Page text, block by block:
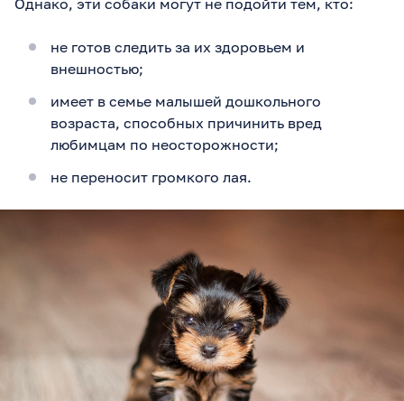
не готов следить за их здоровьем и
внешностью;
имеет в семье малышей дошкольного
возраста, способных причинить вред
любимцам по неосторожности;
не переносит громкого лая.